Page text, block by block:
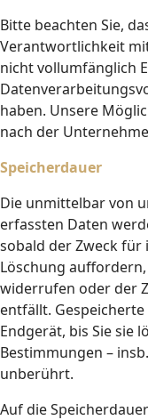
Bitte beachten Sie,
Verantwortlichkeit
nicht vollumfänglich
haben. Unsere
nach der
Speicherdauer
Die unmittelbar von
erfassten Daten
sobald der Zweck für
Löschung
widerrufen oder der
entfällt.
Endgerät, bis Sie sie
Bestimmungen –
unberührt.
Auf die